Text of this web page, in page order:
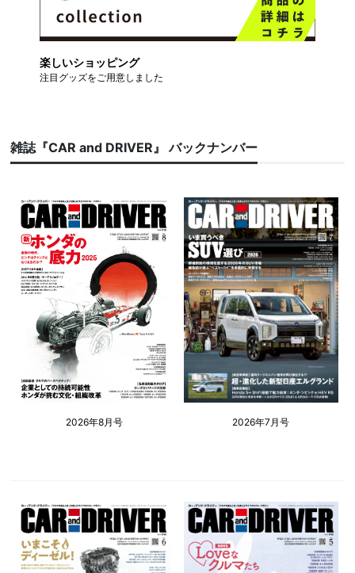
楽しいショッピング
注目グッズをご用意しました
雑誌『CAR and DRIVER』 バックナンバー
2026年8月号 2026年7月号